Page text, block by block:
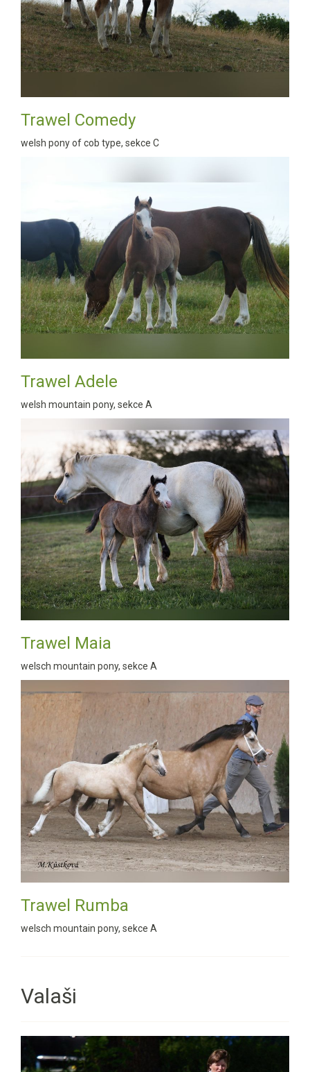
Trawel Comedy
welsh pony of cob type, sekce C
Trawel Adele
welsh mountain pony, sekce A
Trawel Maia
welsch mountain pony, sekce A
Trawel Rumba
welsch mountain pony, sekce A
Valaši